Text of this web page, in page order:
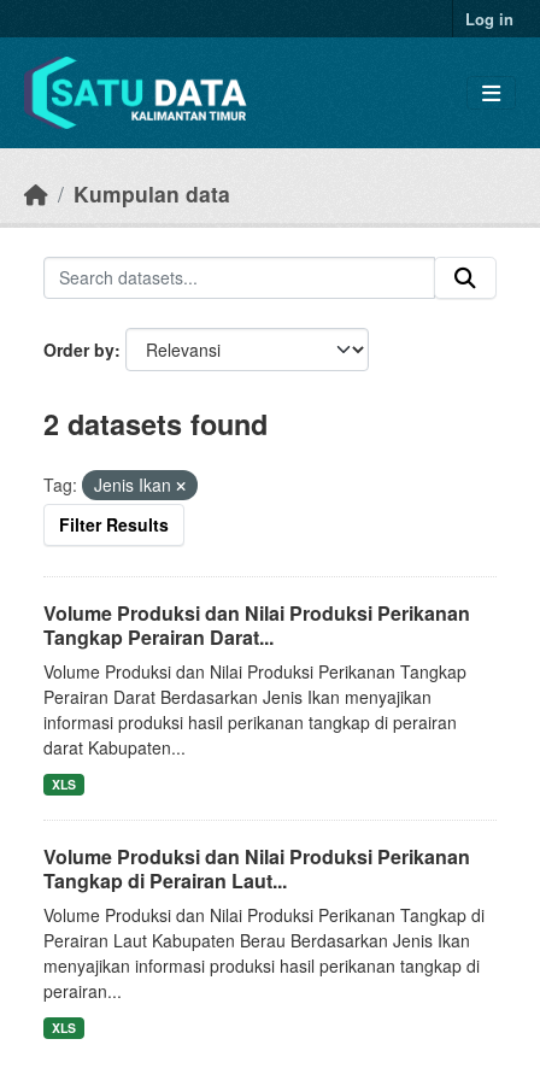
Log in
Kumpulan data
Order by
2 datasets found
Tag:
Jenis Ikan
Filter Results
Volume Produksi dan Nilai Produksi Perikanan
Tangkap Perairan Darat...
Volume Produksi dan Nilai Produksi Perikanan Tangkap
Perairan Darat Berdasarkan Jenis Ikan menyajikan
informasi produksi hasil perikanan tangkap di perairan
darat Kabupaten...
XLS
Volume Produksi dan Nilai Produksi Perikanan
Tangkap di Perairan Laut...
Volume Produksi dan Nilai Produksi Perikanan Tangkap di
Perairan Laut Kabupaten Berau Berdasarkan Jenis Ikan
menyajikan informasi produksi hasil perikanan tangkap di
perairan...
XLS